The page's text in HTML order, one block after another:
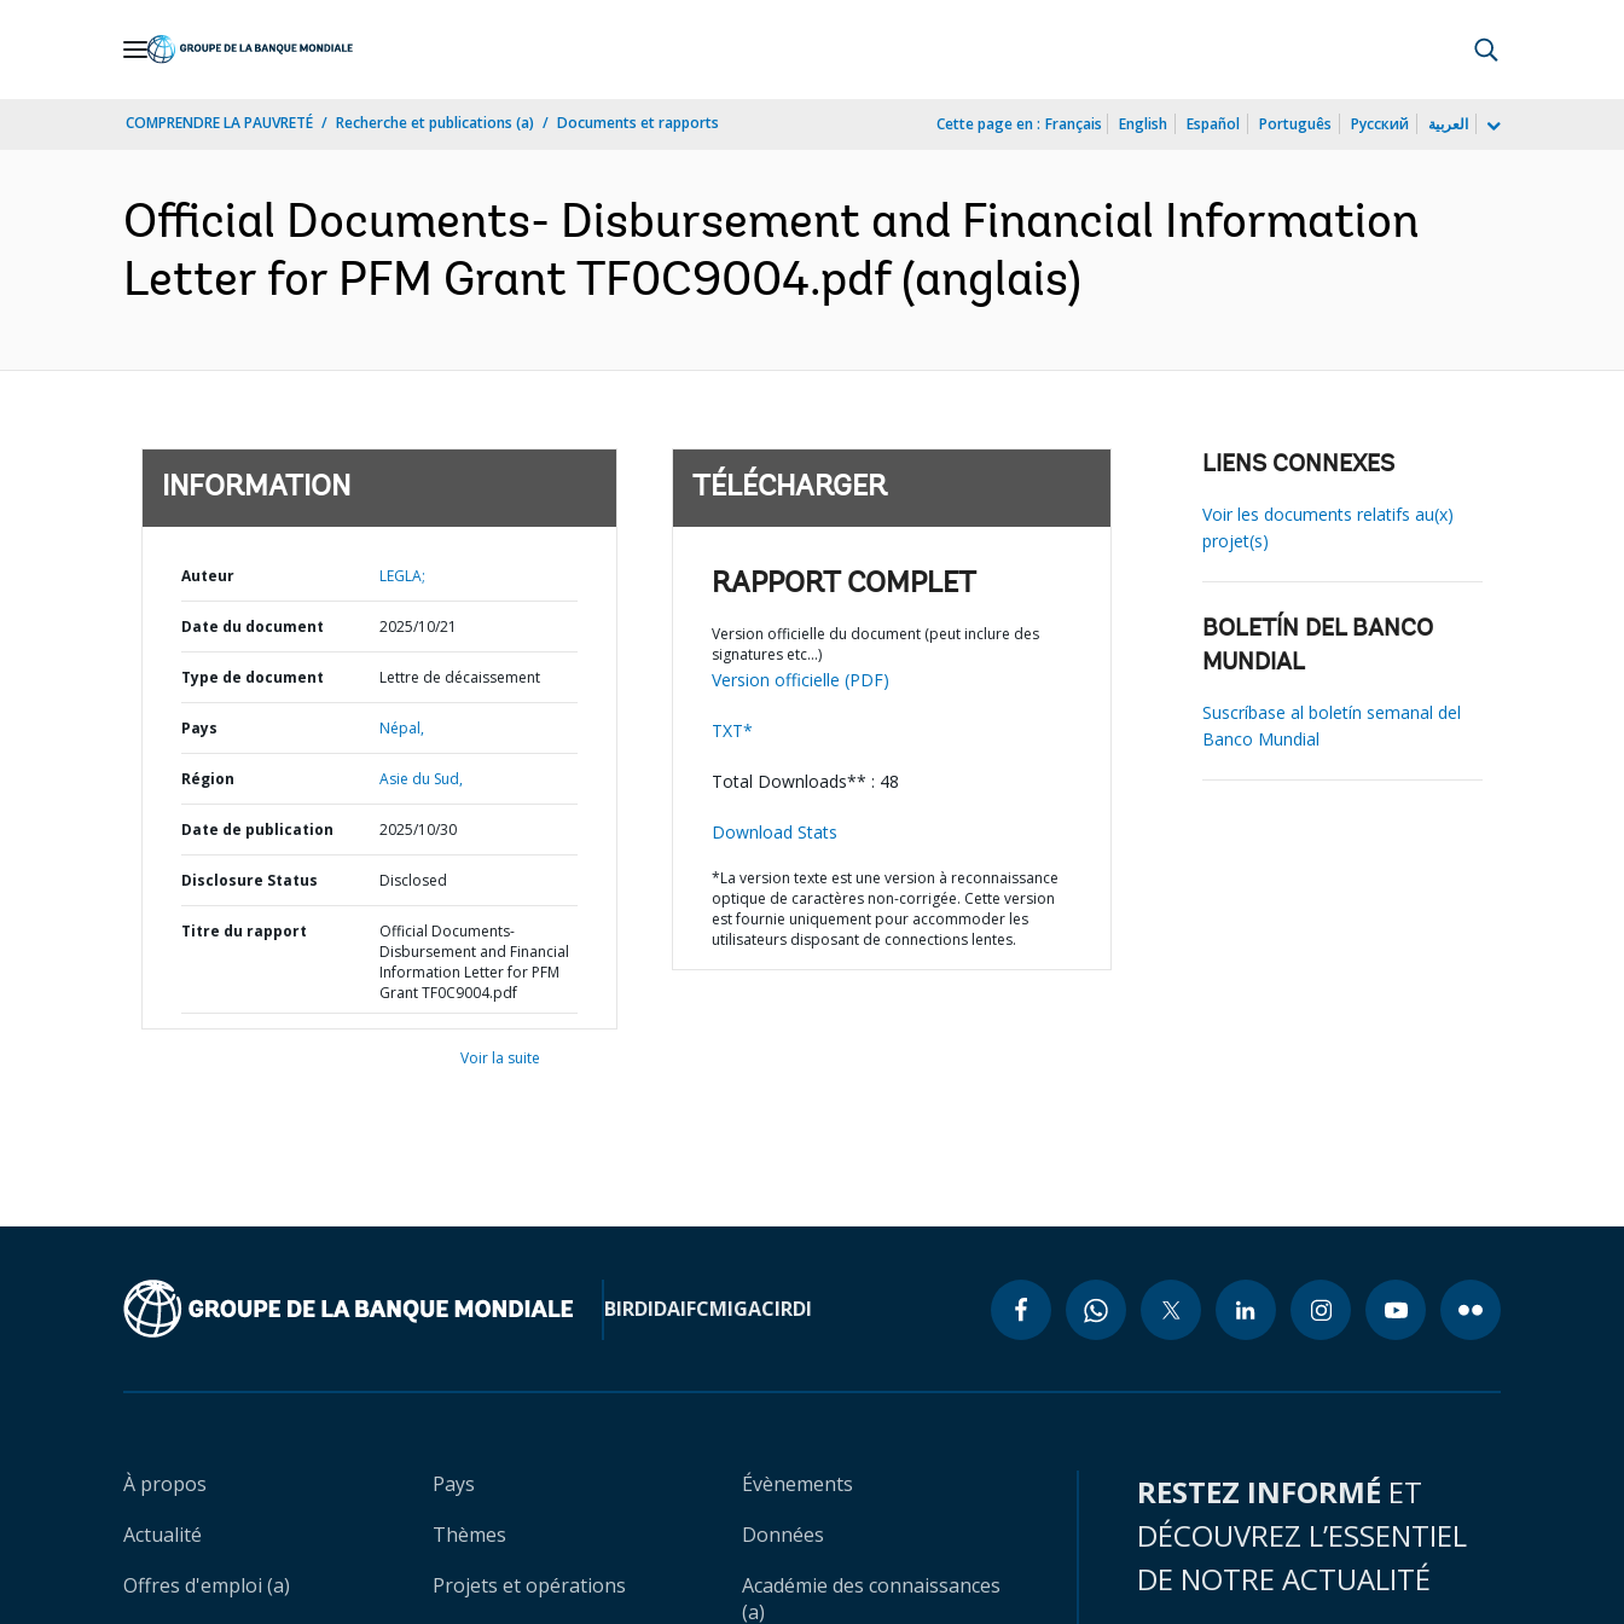
COMPRENDRE LA PAUVRETÉ Recherche et publications (a) Documents et rapports Cette page en : Français English Español Português Русский العربية
Official Documents- Disbursement and Financial Information
Letter for PFM Grant TF0C9004.pdf (anglais)
INFORMATION
Auteur LEGLA;
Date du document 2025/10/21
Type de document Lettre de décaissement
Pays Népal,
Région Asie du Sud,
Date de publication 2025/10/30
Disclosure Status Disclosed
Titre du rapport
Official Documents-
Disbursement and Financial
Information Letter for PFM
Grant TF0C9004.pdf
Voir la suite
TÉLÉCHARGER
RAPPORT COMPLET
Version officielle du document (peut inclure des
signatures etc…)
Version officielle (PDF)
TXT*
Total Downloads** : 48
Download Stats
*La version texte est une version à reconnaissance
optique de caractères non-corrigée. Cette version
est fournie uniquement pour accommoder les
utilisateurs disposant de connections lentes.
LIENS CONNEXES
Voir les documents relatifs au(x)
projet(s)
BOLETÍN DEL BANCO
MUNDIAL
Suscríbase al boletín semanal del
Banco Mundial
BIRDIDAIFCMIGACIRDI
À propos
Actualité
Offres d'emploi (a)
Pays
Thèmes
Projets et opérations
Évènements
Données
Académie des connaissances
(a)
RESTEZ INFORMÉ ET
DÉCOUVREZ L’ESSENTIEL
DE NOTRE ACTUALITÉ